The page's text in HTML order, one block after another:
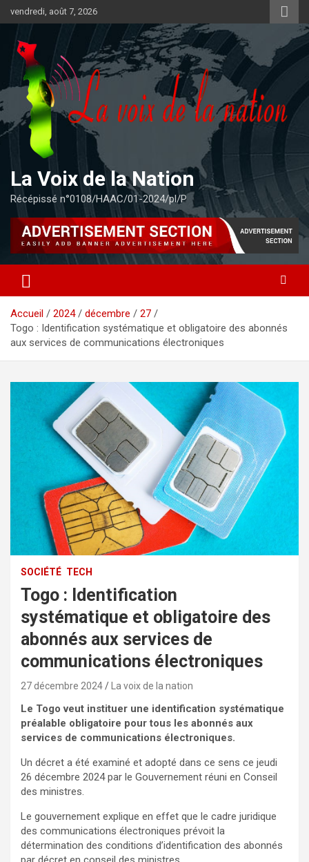
au
contenu
vendredi, août 7, 2026
La Voix de la Nation
Récépissé n°0108/HAAC/01-2024/pl/P
Accueil 2024 décembre
27
Togo : Identification systématique et obligatoire des abonnés
aux services de communications électroniques
SOCIÉTÉ TECH
Togo : Identification
systématique et obligatoire des
abonnés aux services de
communications électroniques
27 décembre 2024 La voix de la nation
Le Togo veut instituer une identification systématique
préalable obligatoire pour tous les abonnés aux
services de communications électroniques.
Un décret a été examiné et adopté dans ce sens ce jeudi
26 décembre 2024 par le Gouvernement réuni en Conseil
des ministres.
Le gouvernement explique en effet que le cadre juridique
des communications électroniques prévoit la
détermination des conditions d’identification des abonnés